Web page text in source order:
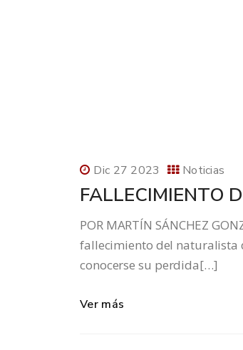
Dic 27 2023 Noticias
FALLECIMIENTO
POR MARTÍN SÁNCHEZ
fallecimiento del naturalista
conocerse su perdida[…]
Ver más